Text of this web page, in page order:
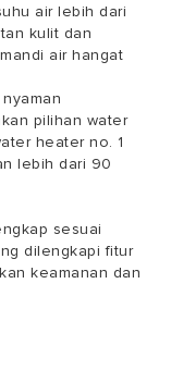
air lebih dari
kulit dan
air hangat
pilihan water
heater no. 1
lebih dari 90
sesuai
dilengkapi fitur
keamanan dan